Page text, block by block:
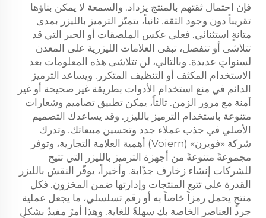
فإن احتمال ثقتهم بالمنتج يزداد. والسمعة لا يمكن بناؤها
تقريباً دون وجود الثقة. ثانياً، يتميّز الترميز بالليزر بمدى
متانةٍ استثنائي. فعلى عكس الملصقات أو الحبر التي قد
تتلاشى أو تنفصل، تبقى العلامات الليزرية على المعدن
لسنواتٍ عديدة. وبالتالي، لن تتلاشى هذه المعلومات بعد
الاستخدام المكثف أو التنظيف المتكرر. ويساعد الترميز
الدائم في منع استخدام الأدوات بطريقة غير صحيحة أو غير
آمنة مع مرور الزمن. ثالثاً، يمكن تطبيق تصاميم وشعارات
متنوعة باستخدام الترميز بالليزر. وقد يساعدك التصميم
الأصلي في جذب عملاء جدد وتحسين مبيعاتك. وتدرك
شركة «فويرن» (Voiern) أهمية العلامة التجارية، وتوفر
مجموعةً متنوعةً من أجهزة الترميز بالليزر التي تتيح
للشركات إنشاء زخارف جذّابة. وأخيراً، يوفّر النقش بالليزر
القدرة على تتبع المنتجات وإدارتها ضمن المخزون. فكل
منتجٍ يحمل رمزاً خاصاً به أو رقم تسلسلي، ما يجعل عملية
جرد العناصر الخاصة بك سهلةً للغاية. وهذا أمرٌ مفيدٌ بشكلٍ